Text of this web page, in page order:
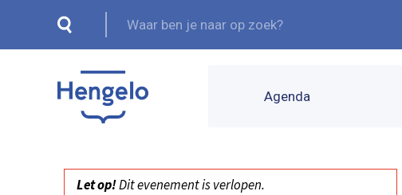
Agenda
Let op!Dit evenement is verlopen.